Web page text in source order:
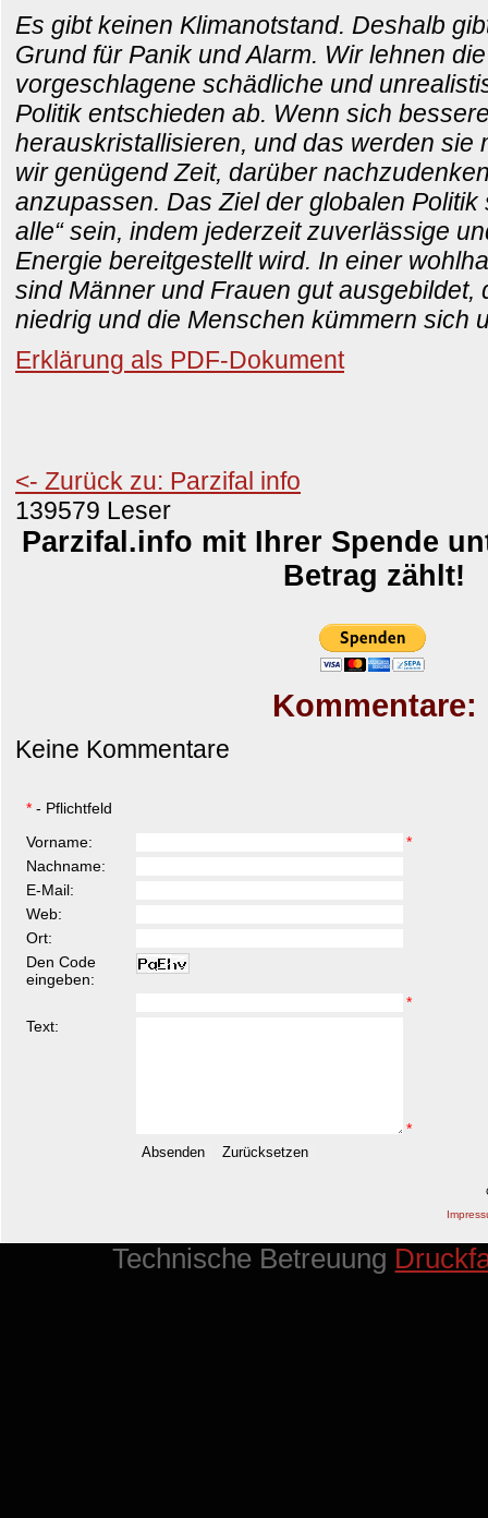
Es gibt keinen Klimanotstand. Deshalb
Grund für Panik und Alarm. Wir lehnen
vorgeschlagene schädliche und
Politik entschieden ab. Wenn sich
herauskristallisieren, und das werden sie
wir genügend Zeit, darüber
anzupassen. Das Ziel der globalen Politik
alle“ sein, indem jederzeit zuverlässige
Energie bereitgestellt wird. In einer
sind Männer und Frauen gut ausgebildet,
niedrig und die Menschen kümmern sich
Erklärung als PDF-Dokument
<- Zurück zu: Parzifal info
139579 Leser
Parzifal.info mit Ihrer Spende
Betrag zählt!
Kommentare:
Keine Kommentare
* - Pflichtfeld
Vorname:
*
Nachname:
E-Mail:
Web:
Ort:
Den Code
eingeben:
*
Text:
*
Technische Betreuung